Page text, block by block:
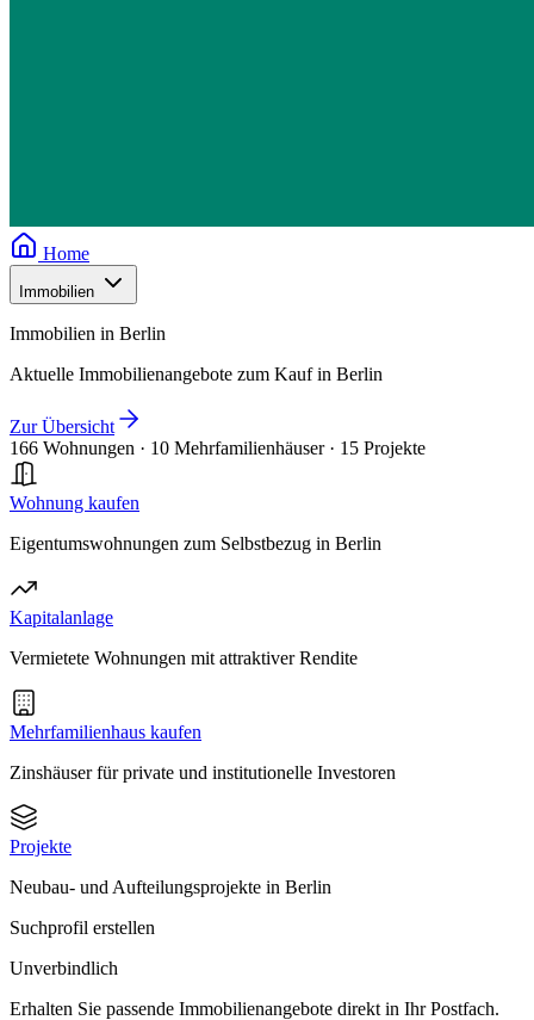
Home
Immobilien
Immobilien in Berlin
Aktuelle Immobilienangebote zum Kauf in Berlin
Zur Übersicht
166 Wohnungen · 10 Mehrfamilienhäuser · 15 Projekte
Wohnung kaufen
Eigentumswohnungen zum Selbstbezug in Berlin
Kapitalanlage
Vermietete Wohnungen mit attraktiver Rendite
Mehrfamilienhaus kaufen
Zinshäuser für private und institutionelle Investoren
Projekte
Neubau- und Aufteilungsprojekte in Berlin
Suchprofil erstellen
Unverbindlich
Erhalten Sie passende Immobilienangebote direkt in Ihr Postfach.